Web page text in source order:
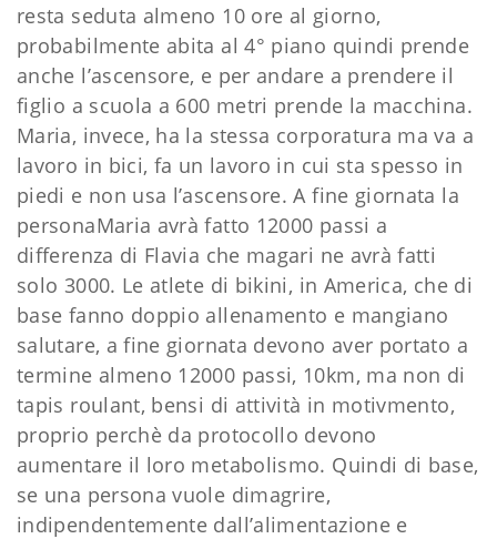
resta seduta almeno 10 ore al giorno,
probabilmente abita al 4° piano quindi prende
anche l’ascensore, e per andare a prendere il
figlio a scuola a 600 metri prende la macchina.
Maria, invece, ha la stessa corporatura ma va a
lavoro in bici, fa un lavoro in cui sta spesso in
piedi e non usa l’ascensore. A fine giornata la
personaMaria avrà fatto 12000 passi a
differenza di Flavia che magari ne avrà fatti
solo 3000. Le atlete di bikini, in America, che di
base fanno doppio allenamento e mangiano
salutare, a fine giornata devono aver portato a
termine almeno 12000 passi, 10km, ma non di
tapis roulant, bensi di attività in motivmento,
proprio perchè da protocollo devono
aumentare il loro metabolismo. Quindi di base,
se una persona vuole dimagrire,
indipendentemente dall’alimentazione e